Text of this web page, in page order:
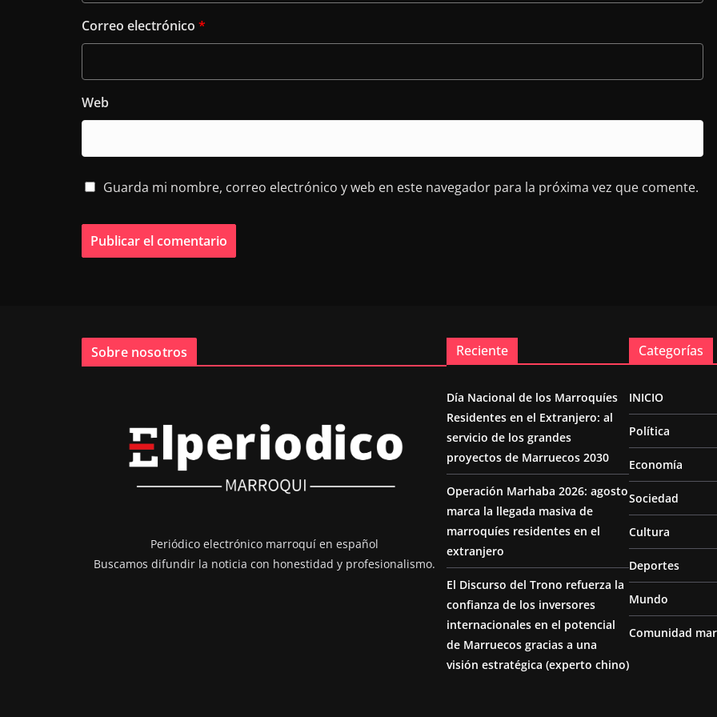
Correo electrónico *
Web
Guarda mi nombre, correo electrónico y web en este navegador para la próxima vez que comente.
Sobre nosotros
Periódico electrónico marroquí en español
Buscamos difundir la noticia con honestidad y profesionalismo.
Reciente
Día Nacional de los Marroquíes
Residentes en el Extranjero: al
servicio de los grandes
proyectos de Marruecos 2030
Operación Marhaba 2026: agosto
marca la llegada masiva de
marroquíes residentes en el
extranjero
El Discurso del Trono refuerza la
confianza de los inversores
internacionales en el potencial
de Marruecos gracias a una
visión estratégica (experto chino)
Categorías
INICIO
Política
Economía
Sociedad
Cultura
Deportes
Mundo
Comunidad